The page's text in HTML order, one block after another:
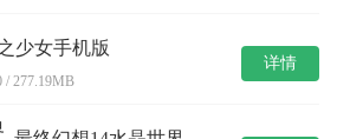
少女手机版
/ 277.19MB
详情